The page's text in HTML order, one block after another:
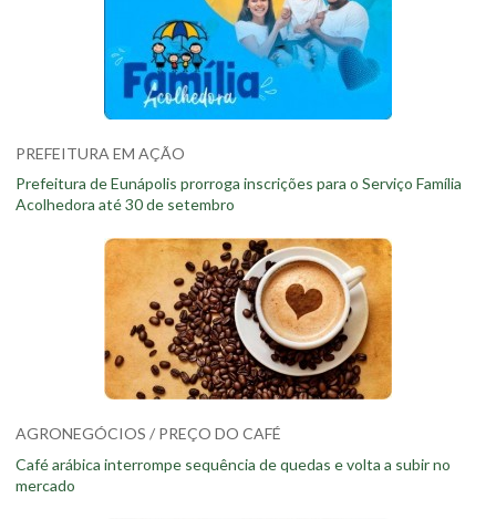
PREFEITURA EM AÇÃO
Prefeitura de Eunápolis prorroga inscrições para o Serviço Família
Acolhedora até 30 de setembro
AGRONEGÓCIOS / PREÇO DO CAFÉ
Café arábica interrompe sequência de quedas e volta a subir no
mercado